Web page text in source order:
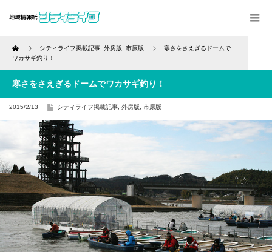
Home シティライフ掲載記事 外房版 市原版
寒さをさえぎるドームで
ワカサギ釣り！
寒さをさえぎるドームでワカサギ釣り！
2015/2/13 シティライフ掲載記事 外房版 市原版